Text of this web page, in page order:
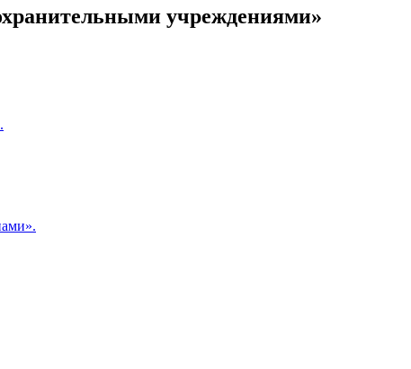
учреждениями»